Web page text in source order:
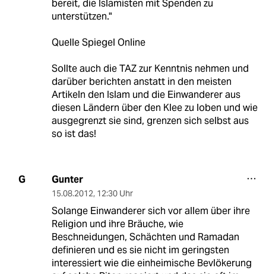
bereit, die Islamisten mit Spenden zu
unterstützen."
Quelle Spiegel Online
Sollte auch die TAZ zur Kenntnis nehmen und
darüber berichten anstatt in den meisten
Artikeln den Islam und die Einwanderer aus
diesen Ländern über den Klee zu loben und wie
ausgegrenzt sie sind, grenzen sich selbst aus
so ist das!
G Gunter
15.08.2012, 12:30 Uhr
Solange Einwanderer sich vor allem über ihre
Religion und ihre Bräuche, wie
Beschneidungen, Schächten und Ramadan
definieren und es sie nicht im geringsten
interessiert wie die einheimische Bevlökerung